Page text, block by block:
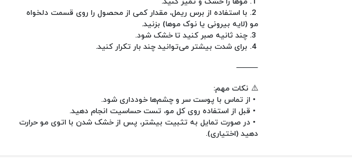
2. با استفاده از برس ریمل، مقدار کمی از محصول را روی قسمت دلخواه
مو (لایه بیرونی یا نوک موها) بزنید.
4. برای شدت بیشتر می‌توانید چند بار تکرار کنید.
⸻
⚠️ نکات مهم:
• از تماس با پوست سر و چشم‌ها خودداری شود.
• قبل از استفاده روی کل مو، تست حساسیت انجام دهید.
• در صورت تمایل به تثبیت بیشتر، پس از خشک شدن با اتوی مو حرارت
دهید (اختیاری).